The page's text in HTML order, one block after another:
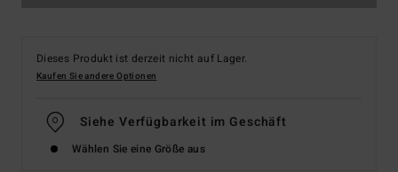
Dieses Produkt ist derzeit nicht auf Lager.
Kaufen Sie andere Optionen
Siehe Verfügbarkeit im Geschäft
Wählen Sie eine Größe aus